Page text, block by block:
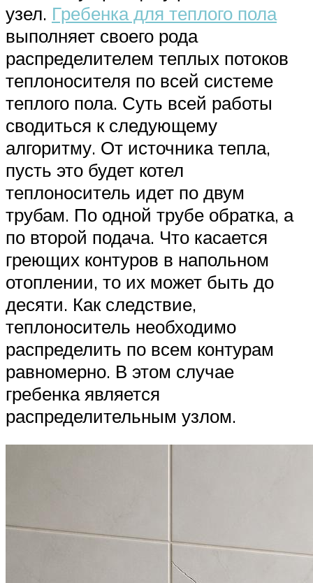
узел. Гребенка для теплого пола
выполняет своего рода
распределителем теплых потоков
теплоносителя по всей системе
теплого пола. Суть всей работы
сводиться к следующему
алгоритму. От источника тепла,
пусть это будет котел
теплоноситель идет по двум
трубам. По одной трубе обратка, а
по второй подача. Что касается
греющих контуров в напольном
отоплении, то их может быть до
десяти. Как следствие,
теплоноситель необходимо
распределить по всем контурам
равномерно. В этом случае
гребенка является
распределительным узлом.